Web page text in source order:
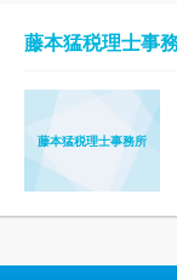
藤本猛税理士事
藤本猛税理士事務所